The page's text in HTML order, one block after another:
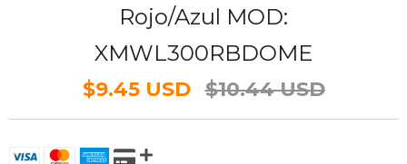
Rojo/Azul MOD:
XMWL300RBDOME
$9.45 USD $10.44 USD